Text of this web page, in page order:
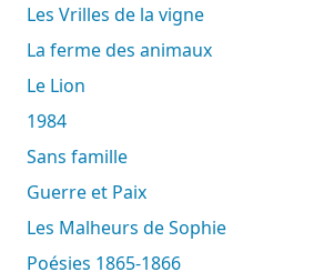
Les Vrilles de la vigne
La ferme des animaux
Le Lion
1984
Sans famille
Guerre et Paix
Les Malheurs de Sophie
Poésies 1865-1866